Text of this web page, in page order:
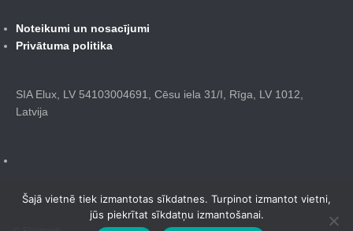
Noteikumi un nosacījumi
Privātuma politika
SIA Elux, LV 54103004691, Cēsu iela 31/I, Rīga, LV 1012,
Latvija
Šajā vietnē tiek izmantotas sīkdatnes. Turpinot izmantot vietni,
jūs piekrītat sīkdatņu izmantošanai.